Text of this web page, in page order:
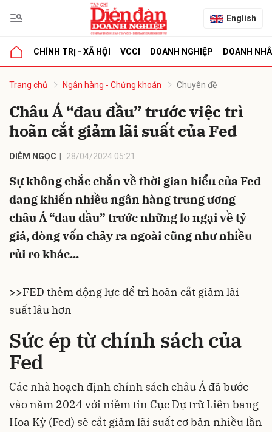
English
CHÍNH TRỊ - XÃ HỘI VCCI DOANH NGHIỆP DOANH
Trang chủ Ngân hàng - Chứng khoán Chuyên đề
Châu Á “đau đầu” trước việc trì
hoãn cắt giảm lãi suất của Fed
DIỄM NGỌC 28/04/2024 05:21
Sự không chắc chắn về thời gian biểu của Fed
đang khiến nhiều ngân hàng trung ương
châu Á “đau đầu” trước những lo ngại về tỷ
giá, dòng vốn chảy ra ngoài cũng như nhiều
rủi ro khác...
>>FED thêm động lực để trì hoãn cắt giảm lãi
suất lâu hơn
Sức ép từ chính sách của
Fed
Các nhà hoạch định chính sách châu Á đã bước
vào năm 2024 với niềm tin Cục Dự trữ Liên bang
Hoa Kỳ (Fed) sẽ cắt giảm lãi suất cơ bản nhiều lần
luận
Hủy